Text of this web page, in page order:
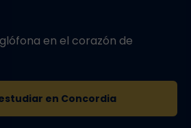
en el corazón de
en Concordia